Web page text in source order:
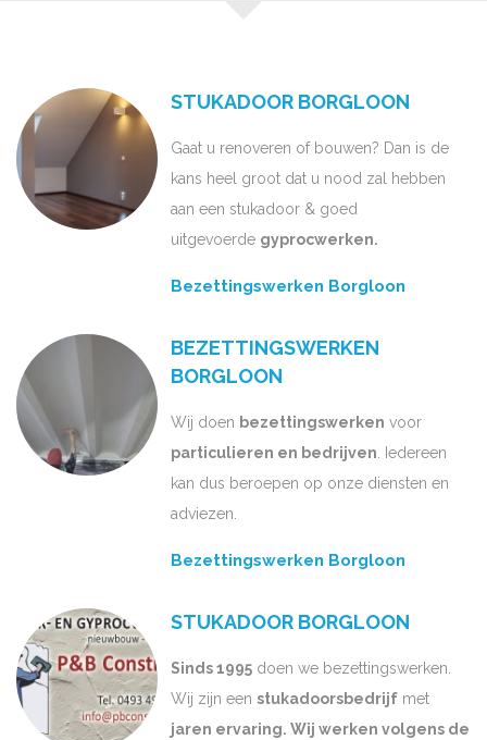
STUKADOOR BORGLOON
Gaat u renoveren of bouwen? Dan is de
kans heel groot dat u nood zal hebben
aan een stukadoor & goed
uitgevoerde gyprocwerken.
Bezettingswerken Borgloon
BEZETTINGSWERKEN
BORGLOON
Wij doen bezettingswerken voor
particulieren en bedrijven. Iedereen
kan dus beroepen op onze diensten en
adviezen.
Bezettingswerken Borgloon
STUKADOOR BORGLOON
Sinds 1995 doen we bezettingswerken.
Wij zijn een stukadoorsbedrijf met
jaren ervaring. Wij werken volgens de